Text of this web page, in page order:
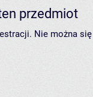
przedmiot
Nie można